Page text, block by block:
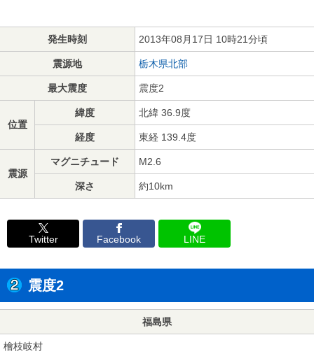
発生時刻 2013年08月17日 10時21分頃
震源地 栃木県北部
最大震度 震度2
位置
緯度 北緯 36.9度
経度 東経 139.4度
震源
マグニチュード M2.6
深さ 約10km
Twitter Facebook LINE
震度2
福島県
檜枝岐村